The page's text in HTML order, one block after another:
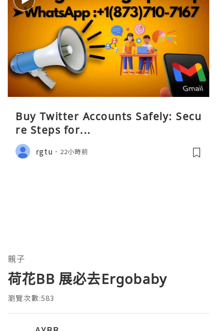
Buy Twitter Accounts Safely: Secu
re Steps for...
rgtu 22小時前
親子
荷花BB 展必去Ergobaby
瀏覽次數:583